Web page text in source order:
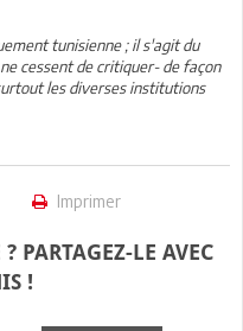
tunisienne ; il s'agit du
cessent de critiquer- de façon
les diverses institutions
Imprimer
PARTAGEZ-LE AVEC
!